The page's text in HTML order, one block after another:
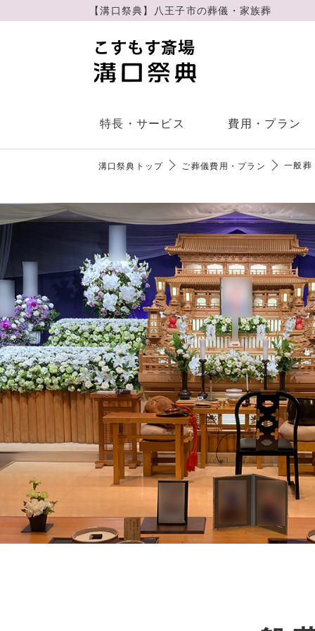
【溝⼝祭典】⼋王⼦市の葬儀・家族葬
特長・サービス
6つの特長
費用・プラン
直葬
家族葬
こすもす斎場
こすもす会館
ご葬儀・家族葬の流れ よく
会社概要
会報誌「こもれび」
溝⼝祭典トップ ご葬儀費⽤・プラン 一般葬